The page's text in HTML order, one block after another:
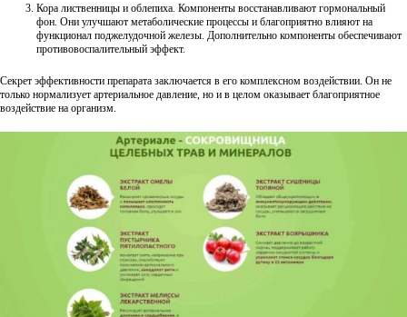
Кора лиственницы и облепиха. Компоненты восстанавливают гормональный
фон. Они улучшают метаболические процессы и благоприятно влияют на
функционал поджелудочной железы. Дополнительно компоненты обеспечивают
противовоспалительный эффект.
Секрет эффективности препарата заключается в его комплексном воздействии. Он не
только нормализует артериальное давление, но и в целом оказывает благоприятное
воздействие на организм.